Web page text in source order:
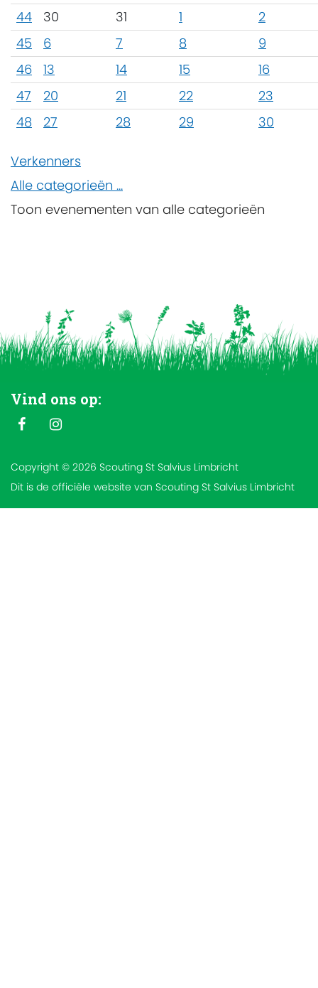
44
30 31 1
2
45
6 7 8
9
46
13 14 15
16
47
20 21 22
23
48
27 28 29 30
Verkenners
Alle categorieën ...
Toon evenementen van alle categorieën
Vind ons op:
Copyright © 2026 Scouting St Salvius Limbricht
Dit is de officiële website van Scouting St Salvius Limbricht